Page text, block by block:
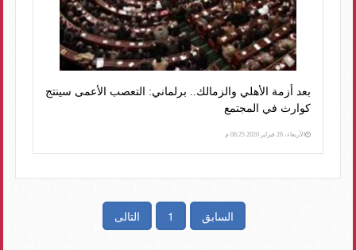
بعد أزمة الأهلي والزمالك.. برلماني: التعصب الأعمى سينتج
كوارث في المجتمع
الأربعاء، 26 فبراير 2020 06:25 م
السابق 1 التالى